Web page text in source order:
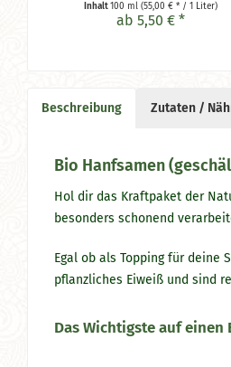
Inhalt100 ml(55,00 € * / 1 Liter)
ab 5,50 € *
Beschreibung Zutaten /
Bio Hanfsamen
Hol dir das Kraftpaket der
besonders schonend
Egal ob als Topping für
pflanzliches Eiweiß und sind
Das Wichtigste auf einen